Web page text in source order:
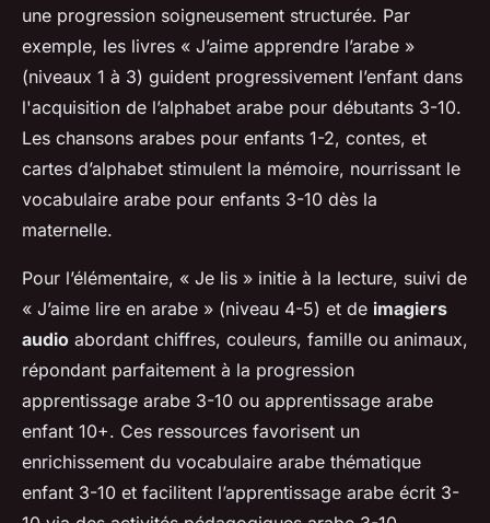
une progression soigneusement structurée. Par
exemple, les livres « J’aime apprendre l’arabe »
(niveaux 1 à 3) guident progressivement l’enfant dans
l'acquisition de l’alphabet arabe pour débutants 3-10.
Les chansons arabes pour enfants 1-2, contes, et
cartes d’alphabet stimulent la mémoire, nourrissant le
vocabulaire arabe pour enfants 3-10 dès la
maternelle.
Pour l’élémentaire, « Je lis » initie à la lecture, suivi de
« J’aime lire en arabe » (niveau 4-5) et de imagiers
audio abordant chiffres, couleurs, famille ou animaux,
répondant parfaitement à la progression
apprentissage arabe 3-10 ou apprentissage arabe
enfant 10+. Ces ressources favorisent un
enrichissement du vocabulaire arabe thématique
enfant 3-10 et facilitent l’apprentissage arabe écrit 3-